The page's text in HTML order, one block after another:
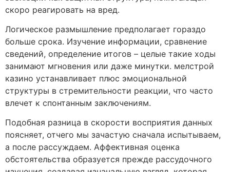
скоро реагировать на вред.
Логическое размышление предполагает гораздо
больше срока. Изучение информации, сравнение
сведений, определение итогов – целые такие ходы
занимают мгновения или даже минутки. мелстрой
казино устанавливает плюс эмоциональной
структуры в стремительности реакции, что часто
влечет к спонтанным заключениям.
Подобная разница в скорости восприятия данных
поясняет, отчего мы зачастую сначала испытываем,
а после рассуждаем. Аффективная оценка
обстоятельства образуется прежде рассудочного